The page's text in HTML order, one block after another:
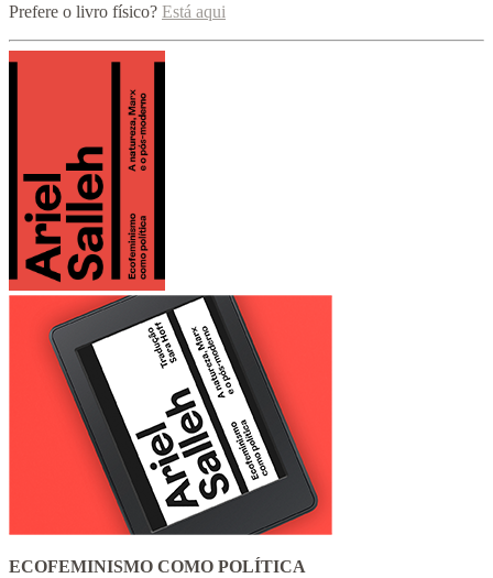
Prefere o livro físico? Está aqui
ECOFEMINISMO COMO POLÍTICA